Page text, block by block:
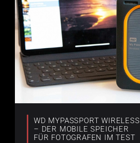
WD MYPASSPORT WIRELESS
– DER MOBILE SPEICHER
FÜR FOTOGRAFEN IM TEST